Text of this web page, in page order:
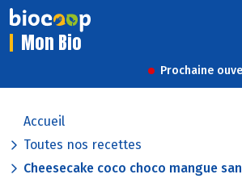
Mon Bio
Prochaine
Accueil
Toutes nos recettes
Cheesecake coco choco mangue